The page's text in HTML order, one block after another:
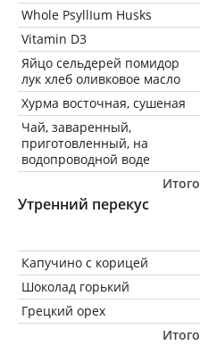
Whole PsyllIum Husks
Vitamin D3
Яйцо сельдерей помидор
лук хлеб оливковое масло
Хурма восточная, сушеная
Чай, заваренный,
приготовленный, на
водопроводной воде
Итого
Утренний перекус
Капучино с корицей
Шоколад горький
Грецкий орех
Итого